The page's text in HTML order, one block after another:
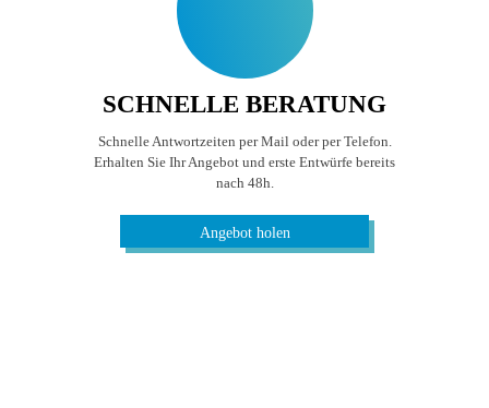
SCHNELLE BERATUNG
Schnelle Antwortzeiten per Mail oder per Telefon.
Erhalten Sie Ihr Angebot und erste Entwürfe bereits
nach 48h.
Angebot holen